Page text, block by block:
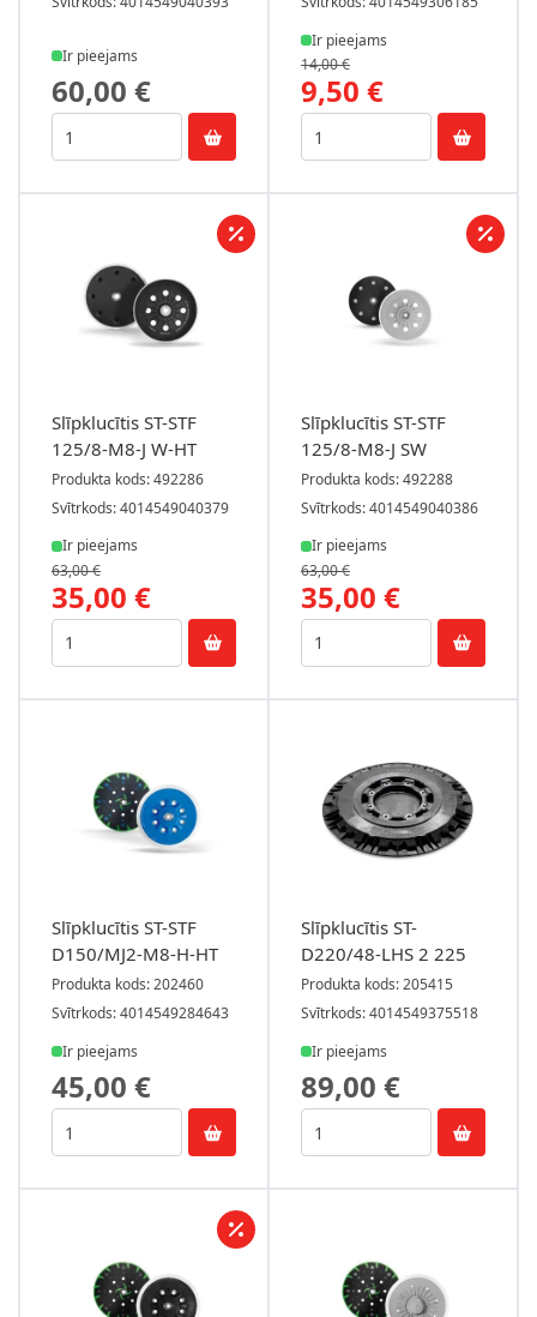
Ir pieejams
60,00 €
Ir pieejams
9,50 €
14,00 €
Slīpklucītis ST-STF
125/8-M8-J W-HT
Produkta kods: 492286
Svītrkods: 4014549040379
Ir pieejams
35,00 €
63,00 €
Slīpklucītis ST-STF
125/8-M8-J SW
Produkta kods: 492288
Svītrkods: 4014549040386
Ir pieejams
35,00 €
63,00 €
Slīpklucītis ST-STF
D150/MJ2-M8-H-HT
Produkta kods: 202460
Svītrkods: 4014549284643
Ir pieejams
45,00 €
Slīpklucītis ST-
D220/48-LHS 2 225
Produkta kods: 205415
Svītrkods: 4014549375518
Ir pieejams
89,00 €